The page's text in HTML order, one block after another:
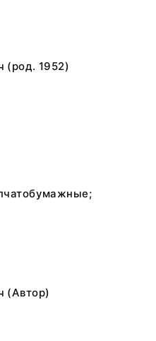
(род. 1952)
(Автор)